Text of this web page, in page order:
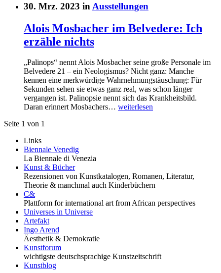
30. Mrz. 2023 in Ausstellungen
Alois Mosbacher im Belvedere: Ich
erzähle nichts
„Palinops“ nennt Alois Mosbacher seine große Personale im
Belvedere 21 – ein Neologismus? Nicht ganz: Manche
kennen eine merkwürdige Wahrnehmungstäuschung: Für
Sekunden sehen sie etwas ganz real, was schon länger
vergangen ist. Palinopsie nennt sich das Krankheitsbild.
Daran erinnert Mosbachers… weiterlesen
Seite 1 von 1
Links
Biennale Venedig
La Biennale di Venezia
Kunst & Bücher
Rezensionen von Kunstkatalogen, Romanen, Literatur,
Theorie & manchmal auch Kinderbüchern
C&
Plattform for international art from African perspectives
Universes in Universe
Artefakt
Ingo Arend
Äesthetik & Demokratie
Kunstforum
wichtigste deutschsprachige Kunstzeitschrift
Kunstblog